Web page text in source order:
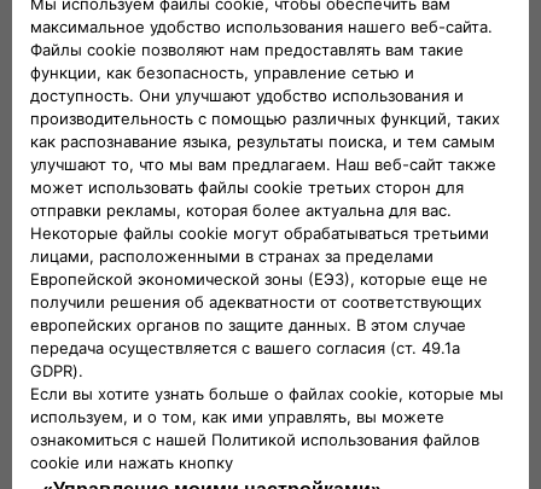
которую предлагает ваш новый 600! У вас есть 64
возможных комбинации, то есть в 64 раза больше
изменений, чтобы провести отличный день каждый
день!